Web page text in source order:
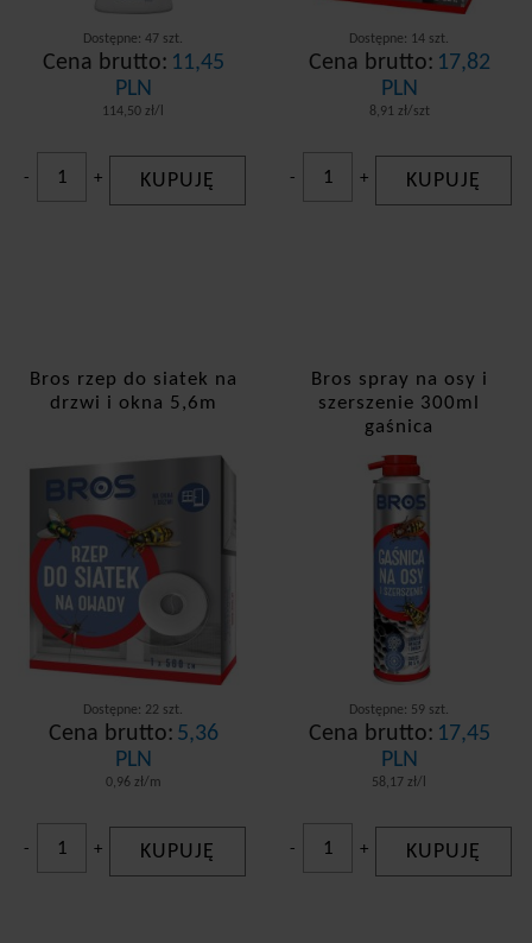
Dostępne: 47 szt.
Cena brutto: 11,45
PLN
114,50 zł/l
- + KUPUJĘ
Dostępne: 14 szt.
Cena brutto: 17,82
PLN
8,91 zł/szt
- + KUPUJĘ
Bros rzep do siatek na
drzwi i okna 5,6m
Dostępne: 22 szt.
Cena brutto: 5,36
PLN
0,96 zł/m
- + KUPUJĘ
Bros spray na osy i
szerszenie 300ml
gaśnica
Dostępne: 59 szt.
Cena brutto: 17,45
PLN
58,17 zł/l
- + KUPUJĘ